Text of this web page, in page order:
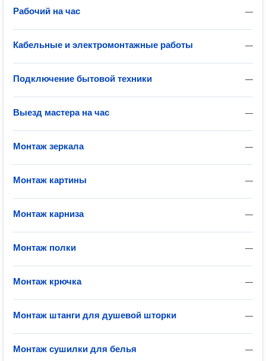
—
Рабочий на час
—
Кабельные и электромонтажные работы
—
Подключение бытовой техники
—
Выезд мастера на час
—
Монтаж зеркала
—
Монтаж картины
—
Монтаж карниза
—
Монтаж полки
—
Монтаж крючка
—
Монтаж штанги для душевой шторки
—
Монтаж сушилки для белья